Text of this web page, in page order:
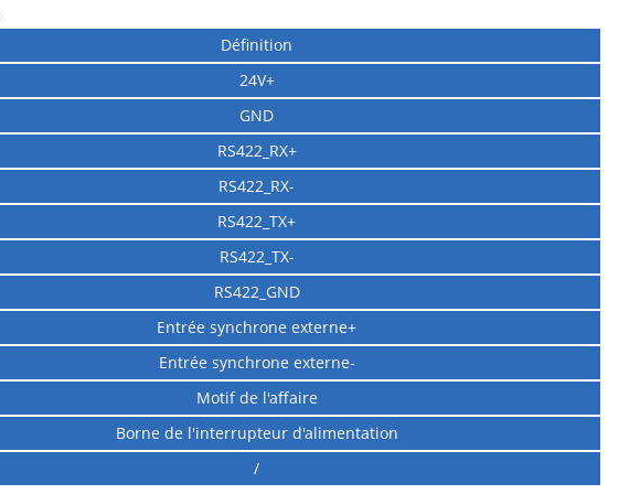
Définition
24V+
GND
RS422_RX+
RS422_RX-
RS422_TX+
RS422_TX-
RS422_GND
Entrée synchrone externe+
Entrée synchrone externe-
Motif de l'affaire
Borne de l'interrupteur d'alimentation
/